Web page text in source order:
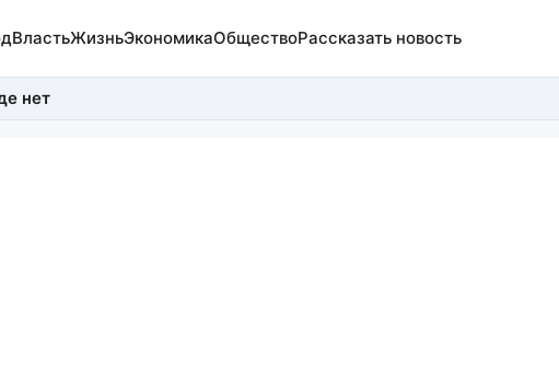
ВластьЖизньЭкономикаОбществоРассказать новость
нет